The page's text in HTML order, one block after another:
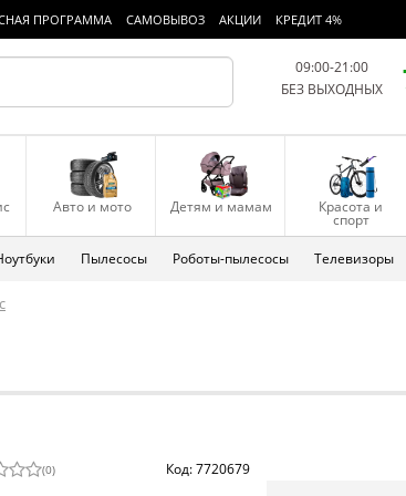
ПРОГРАММА САМОВЫВОЗ АКЦИИ КРЕДИТ 4%
09:00-21:00
БЕЗ ВЫХОДНЫХ
Авто и мото Детям и мамам Красота и
спорт
Пылесосы Роботы-пылесосы Телевизоры
(0) Код: 7720679